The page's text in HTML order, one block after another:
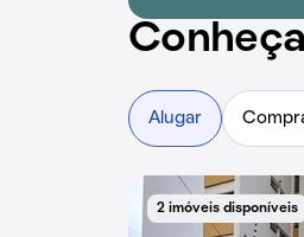
Alugar
2 imóveis disponíveis